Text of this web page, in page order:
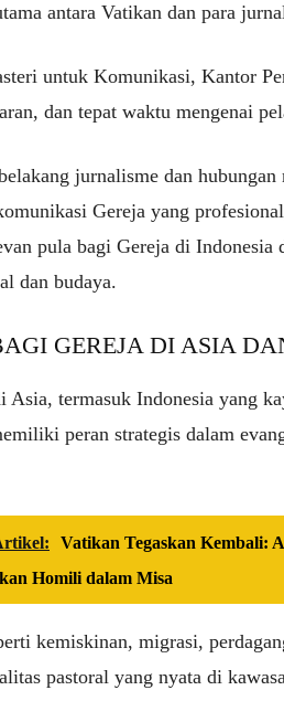
antara Vatikan dan para
untuk Komunikasi, Kantor
dan tepat waktu mengenai
jurnalisme dan
Gereja yang
pula bagi Gereja di Indonesia
dan budaya.
GEREJA DI ASIA
Asia, termasuk Indonesia yang
peran strategis dalam
Vatikan Tegaskan Kembali:
Homili dalam Misa
kemiskinan, migrasi,
pastoral yang nyata di